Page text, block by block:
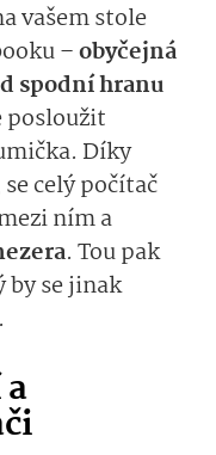
vašem stole
–obyčejná
spodní hranu
posloužit
Díky
celý počítač
ním a
. Tou pak
by se jinak